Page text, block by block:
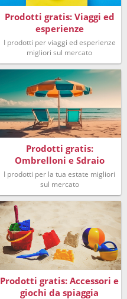
Prodotti gratis: Viaggi ed
esperienze
I prodotti per viaggi ed esperienze
migliori sul mercato
Prodotti gratis:
Ombrelloni e Sdraio
I prodotti per la tua estate migliori
sul mercato
Prodotti gratis: Accessori e
giochi da spiaggia